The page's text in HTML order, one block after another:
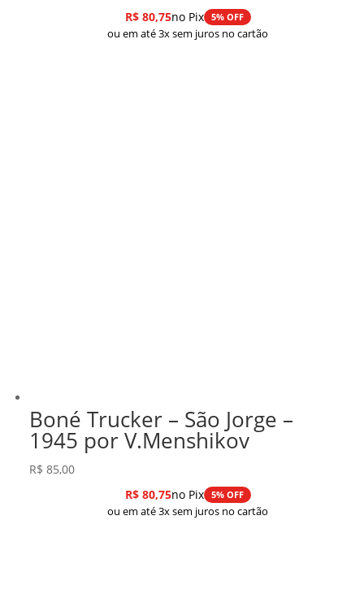
R$80,75no Pix 5% OFF
ou em até 3x sem juros no cartão
Boné Trucker – São Jorge –
1945 por V.Menshikov
R$ 85,00
R$80,75no Pix 5% OFF
ou em até 3x sem juros no cartão